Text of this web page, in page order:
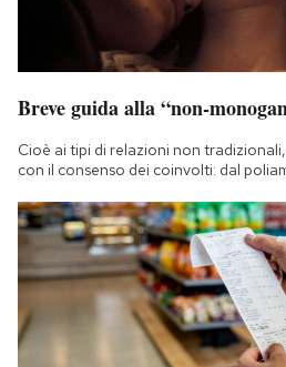
Breve guida alla “non-
Cioè ai tipi di relazioni non
con il consenso dei coinvolti: dal